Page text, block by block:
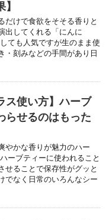
だけで食欲をそそる香りと
出してくれる「にんに
ても人気ですが生のまま使
・刻みなどの手間があり日
ス使い方】ハーブ
らせるのはもった
やかな香りが魅力のハー
ーブティーに使われること
せることで保存性がグッと
でなく日常のいろんなシー